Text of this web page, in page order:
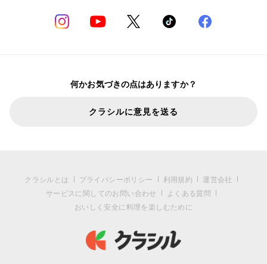
何かお気づきの点はありますか？
クラシルに意見を送る
クラシルとは プライバシーポリシー 利用規約
運営会社
サービスに関してのお問い合わせ
よくある質問
おいしく安全に料理を楽しむために